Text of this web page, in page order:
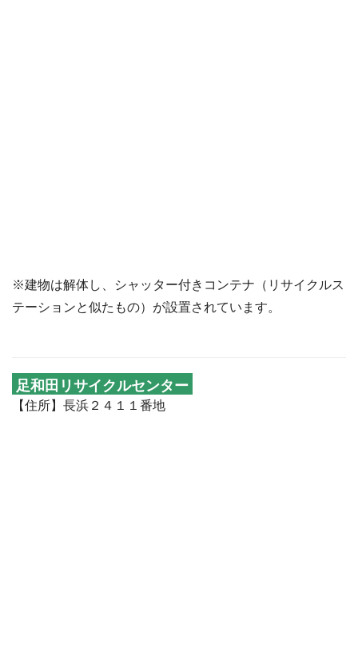
※建物は解体し、シャッター付きコンテナ（リサイクルス
テーションと似たもの）が設置されています。
足和田リサイクルセンター
【住所】長浜２４１１番地